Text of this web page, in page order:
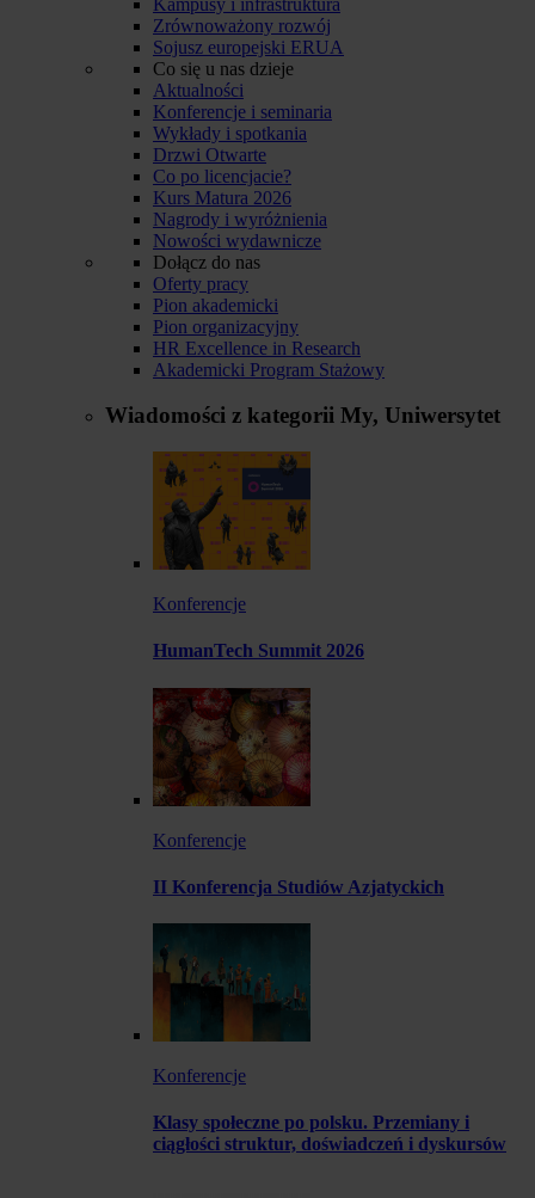
Zrównoważony rozwój
Sojusz europejski ERUA
Co się u nas dzieje
Aktualności
Konferencje i seminaria
Wykłady i spotkania
Drzwi Otwarte
Co po licencjacie?
Kurs Matura 2026
Nagrody i wyróżnienia
Nowości wydawnicze
Dołącz do nas
Oferty pracy
Pion akademicki
Pion organizacyjny
HR Excellence in Research
Akademicki Program Stażowy
Wiadomości z kategorii My, Uniwersytet
Konferencje
HumanTech Summit 2026
Konferencje
II Konferencja Studiów Azjatyckich
Konferencje
Klasy społeczne po polsku. Przemiany i
ciągłości struktur, doświadczeń i dyskursów